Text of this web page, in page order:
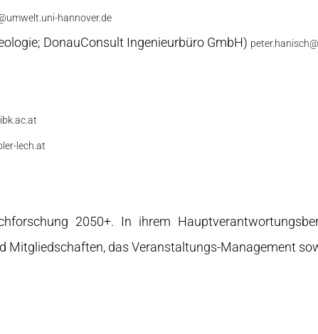
hannover.de
DonauConsult Ingenieurbüro GmbH)
lech.at
2050+. In ihrem
das Veranstaltungs-Management